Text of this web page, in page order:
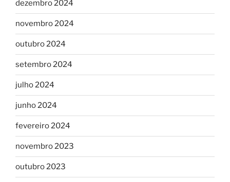
dezembro 2024
novembro 2024
outubro 2024
setembro 2024
julho 2024
junho 2024
fevereiro 2024
novembro 2023
outubro 2023